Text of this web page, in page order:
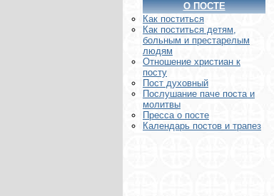
О ПОСТЕ
Как поститься
Как поститься детям,
больным и престарелым
людям
Отношение христиан к
посту
Пост духовный
Послушание паче поста и
молитвы
Пресса о посте
Календарь постов и трапез